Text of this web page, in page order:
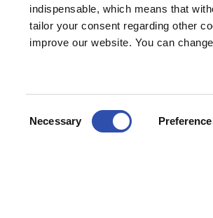
indispensable, which means that
tailor your consent regarding other
improve our website. You can
Necessary
VR